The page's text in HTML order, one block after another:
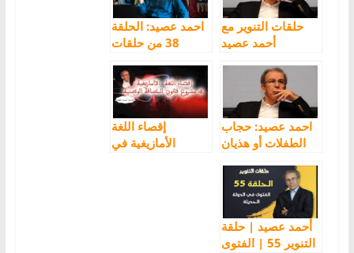
حلقات التنوير مع
أحمد عصيد
والفقهاء
احمد عصيد: الحلقة
38 من حلقات
الشبابية الأمل في
المستقبل
احمد عصيد: حجاب
الطفلات أو هذيان
إقصاء اللغة
الأمازيغية في
أحمد عصيد | حلقة
التنوير 55 | الفتوى